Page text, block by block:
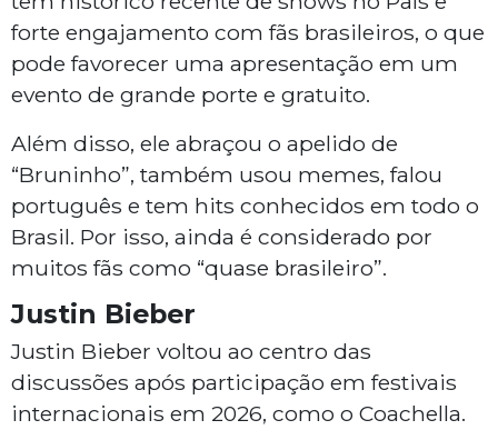
forte engajamento com fãs brasileiros, o que
pode favorecer uma apresentação em um
evento de grande porte e gratuito.
Além disso, ele abraçou o apelido de
“Bruninho”, também usou memes, falou
português e tem hits conhecidos em todo o
Brasil. Por isso, ainda é considerado por
muitos fãs como “quase brasileiro”.
Justin Bieber
Justin Bieber voltou ao centro das
discussões após participação em festivais
internacionais em 2026, como o Coachella.